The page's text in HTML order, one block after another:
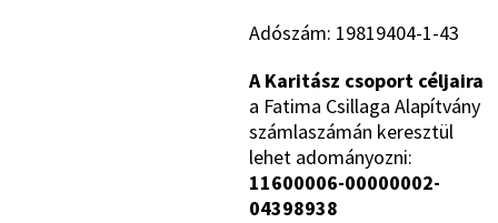
Adószám: 19819404-1-43
A Karitász csoport céljaira
a Fatima Csillaga Alapítvány
számlaszámán keresztül
lehet adományozni:
11600006-00000002-
04398938